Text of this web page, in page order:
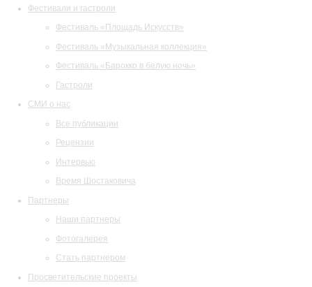
Фестивали и гастроли
Фестиваль «Площадь Искусств»
Фестиваль «Музыкальная коллекция»
Фестиваль «Барокко в белую ночь»
Гастроли
СМИ о нас
Все публикации
Рецензии
Интервью
Время Шостаковича
Партнеры
Наши партнеры
Фотогалерея
Стать партнером
Просветительские проекты